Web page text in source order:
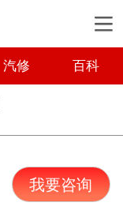
汽修 百科
我要咨询